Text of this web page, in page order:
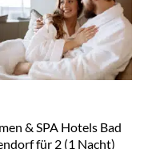
& SPA Hotels Bad
für 2 (1 Nacht)